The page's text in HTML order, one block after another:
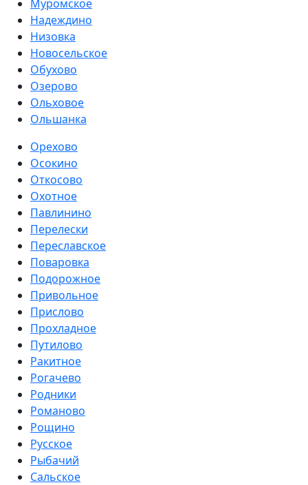
Муромское
Надеждино
Низовка
Новосельское
Обухово
Озерово
Ольховое
Ольшанка
Орехово
Осокино
Откосово
Охотное
Павлинино
Перелески
Переславское
Поваровка
Подорожное
Привольное
Прислово
Прохладное
Путилово
Ракитное
Рогачево
Родники
Романово
Рощино
Русское
Рыбачий
Сальское